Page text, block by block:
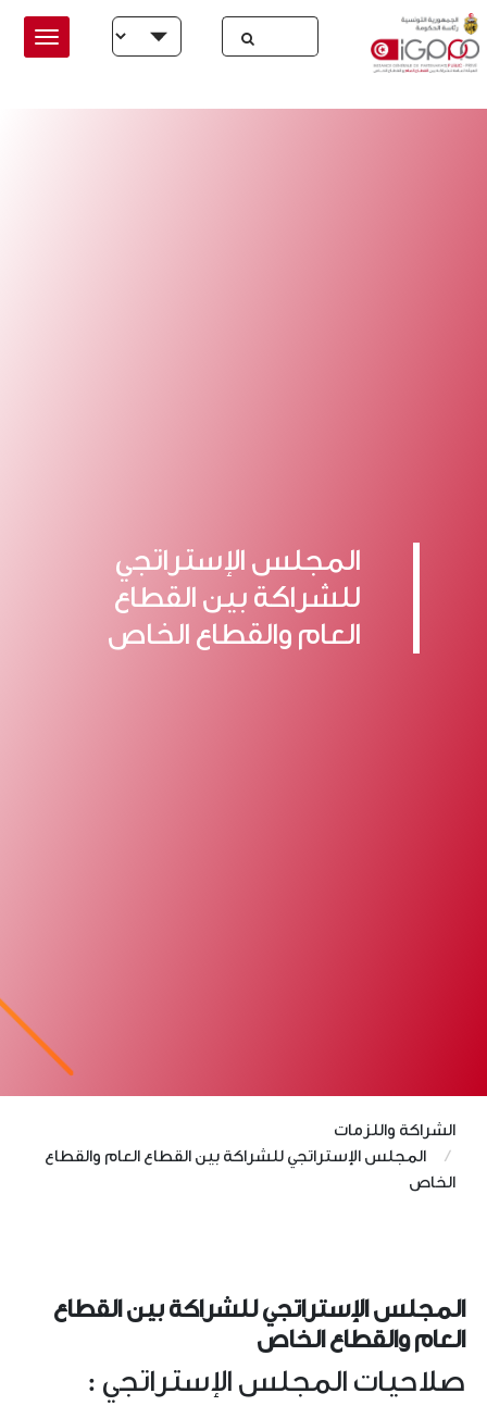
Skip to main content
Select your language
المجلس الإستراتجي
للشراكة بين القطاع
العام والقطاع الخاص
الشراكة واللزمات
المجلس الإستراتجي للشراكة بين القطاع العام والقطاع
الخاص
المجلس الإستراتجي للشراكة بين القطاع
العام والقطاع الخاص
صلاحيات المجلس الإستراتجي :